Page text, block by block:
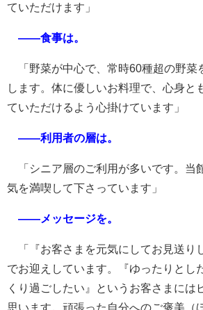
ていただけます」
――食事は。
「野菜が中心で、常時60種超の野菜
します。体に優しいお料理で、心身と
ていただけるよう心掛けています」
――利用者の層は。
「シニア層のご利用が多いです。当
気を満喫して下さっています」
――メッセージを。
「『お客さまを元気にしてお見送り
でお迎えしています。『ゆったりとし
くり過ごしたい』というお客さまには
思います。頑張った自分へのご褒美（